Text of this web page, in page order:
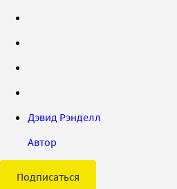
Дэвид Рэнделл
Автор
Подписаться